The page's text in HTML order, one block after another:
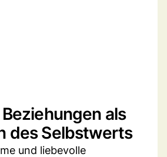
als
des Selbstwerts
und liebevolle